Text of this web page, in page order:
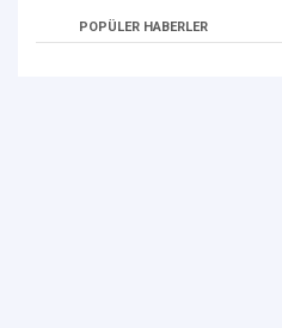
POPÜLER HABERLER